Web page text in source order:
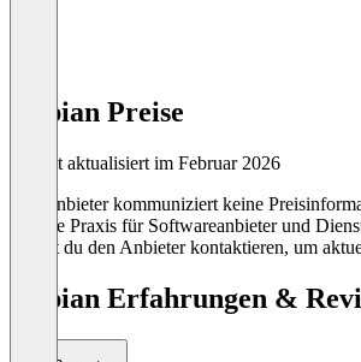
Appian Preise
Zuletzt aktualisiert im Februar 2026
Der Anbieter kommuniziert keine
übliche Praxis für Softwareanbieter und
kannst du den Anbieter kontaktieren, um
Appian Erfahrungen &